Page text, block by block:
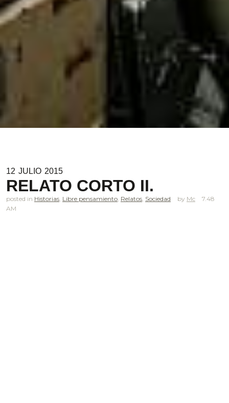
12 JULIO 2015
RELATO CORTO II.
posted in Historias Libre pensamiento Relatos Sociedad Mc
7.48
AM